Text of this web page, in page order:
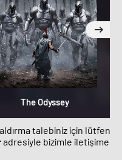
The Odyssey
talebiniz için lütfen
adresiyle bizimle iletişime